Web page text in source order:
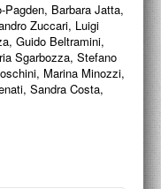
Barbara Jatta,
Zuccari, Luigi
Guido Beltramini,
Sgarbozza, Stefano
Marina Minozzi,
Sandra Costa,